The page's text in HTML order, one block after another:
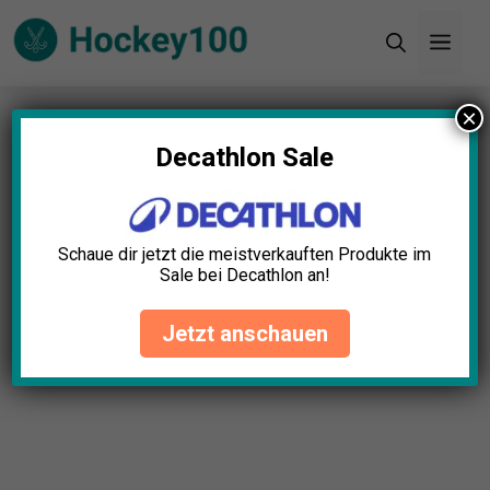
Zum
Inhalt
Startseite»Blog»Seite 3
Decathlon Sale
Schaue dir jetzt die meistverkauften Produkte im
Sale bei Decathlon an!
Jetzt anschauen
×